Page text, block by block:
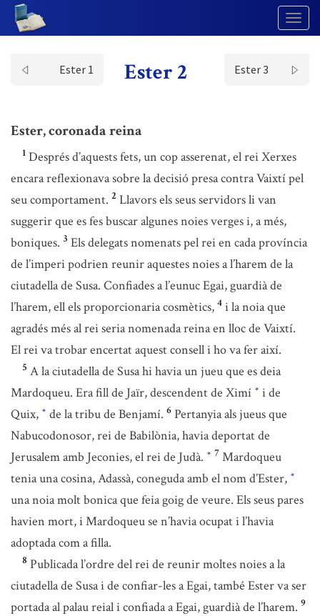
Ester 1 Ester 2 Ester 3
Ester, coronada reina
1 Després d’aquests fets, un cop asserenat, el rei Xerxes
encara reflexionava sobre la decisió presa contra Vaixtí pel
seu comportament. 2 Llavors els seus servidors li van
suggerir que es fes buscar algunes noies verges i, a més,
boniques. 3 Els delegats nomenats pel rei en cada província
de l’imperi podrien reunir aquestes noies a l’harem de la
ciutadella de Susa. Confiades a l’eunuc Egai, guardià de
l’harem, ell els proporcionaria cosmètics, 4 i la noia que
agradés més al rei seria nomenada reina en lloc de Vaixtí.
El rei va trobar encertat aquest consell i ho va fer així.
5 A la ciutadella de Susa hi havia un jueu que es deia
Mardoqueu. Era fill de Jaïr, descendent de Ximí * i de
Quix, * de la tribu de Benjamí. 6 Pertanyia als jueus que
Nabucodonosor, rei de Babilònia, havia deportat de
Jerusalem amb Jeconies, el rei de Judà. * 7 Mardoqueu
tenia una cosina, Adassà, coneguda amb el nom d’Ester, *
una noia molt bonica que feia goig de veure. Els seus pares
havien mort, i Mardoqueu se n’havia ocupat i l’havia
adoptada com a filla.
8 Publicada l’ordre del rei de reunir moltes noies a la
ciutadella de Susa i de confiar-les a Egai, també Ester va ser
portada al palau reial i confiada a Egai, guardià de l’harem. 9